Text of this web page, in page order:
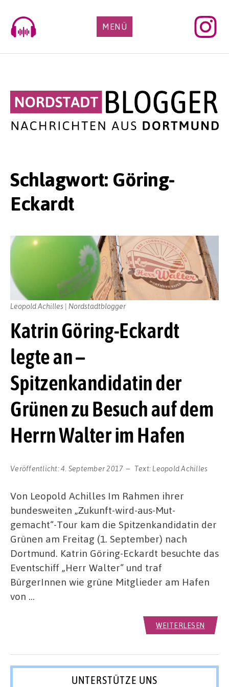
content
MENÜ
Schlagwort: Göring-
Eckardt
Katrin Göring-Eckardt
legte an –
Spitzenkandidatin der
Grünen zu Besuch auf dem
Herrn Walter im Hafen
Veröffentlicht:4. September 2017 Text:Leopold Achilles
Leopold Achilles | Nordstadtblogger
Von Leopold Achilles Im Rahmen ihrer
bundesweiten „Zukunft-wird-aus-Mut-
gemacht“-Tour kam die Spitzenkandidatin der
Grünen am Freitag (1. September) nach
Dortmund. Katrin Göring-Eckardt besuchte das
Eventschiff „Herr Walter“ und traf
BürgerInnen wie grüne Mitglieder am Hafen
von …
WEITERLESEN
UNTERSTÜTZE UNS